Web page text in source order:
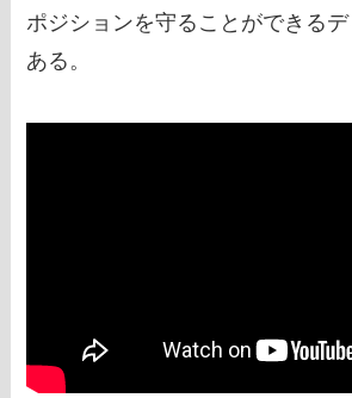
ポジションを守ることができる
ある。